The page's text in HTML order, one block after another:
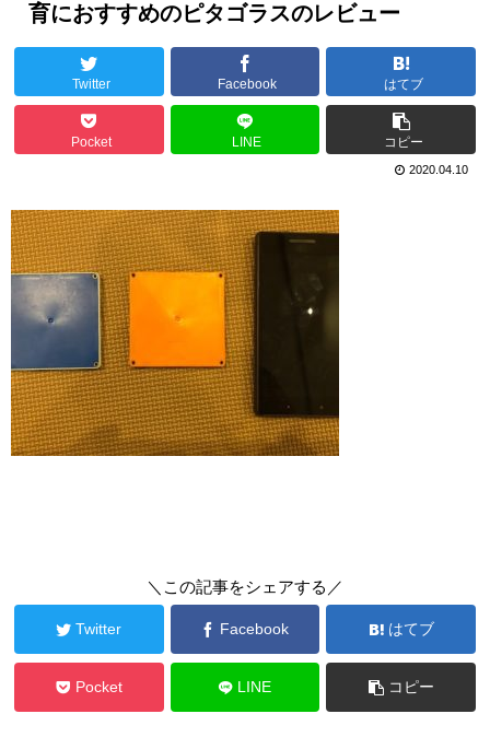
育におすすめのピタゴラスのレビュー
Twitter Facebook はてブ
Pocket LINE コピー
2020.04.10
＼この記事をシェアする／
Twitter Facebook はてブ
Pocket LINE コピー